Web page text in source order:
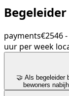
payments€2546
uur per week
🤝 Als begeleider
bewoners